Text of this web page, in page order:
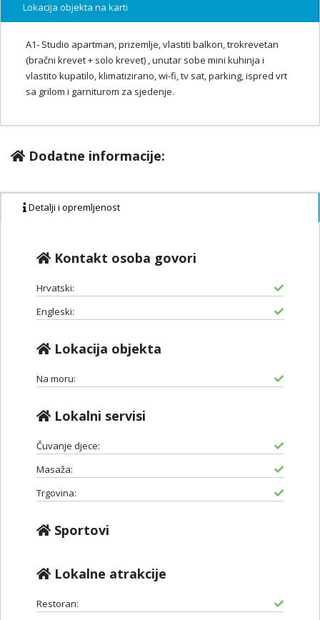
Lokacija objekta na karti
A1- Studio apartman, prizemlje, vlastiti balkon, trokrevetan
(bračni krevet + solo krevet) , unutar sobe mini kuhinja i
vlastito kupatilo, klimatizirano, wi-fi, tv sat, parking, ispred vrt
sa grilom i garniturom za sjedenje.
Dodatne informacije:
Detalji i opremljenost
Kontakt osoba govori
Hrvatski:
Engleski:
Lokacija objekta
Na moru:
Lokalni servisi
Čuvanje djece:
Masaža:
Trgovina:
Sportovi
Lokalne atrakcije
Restoran: